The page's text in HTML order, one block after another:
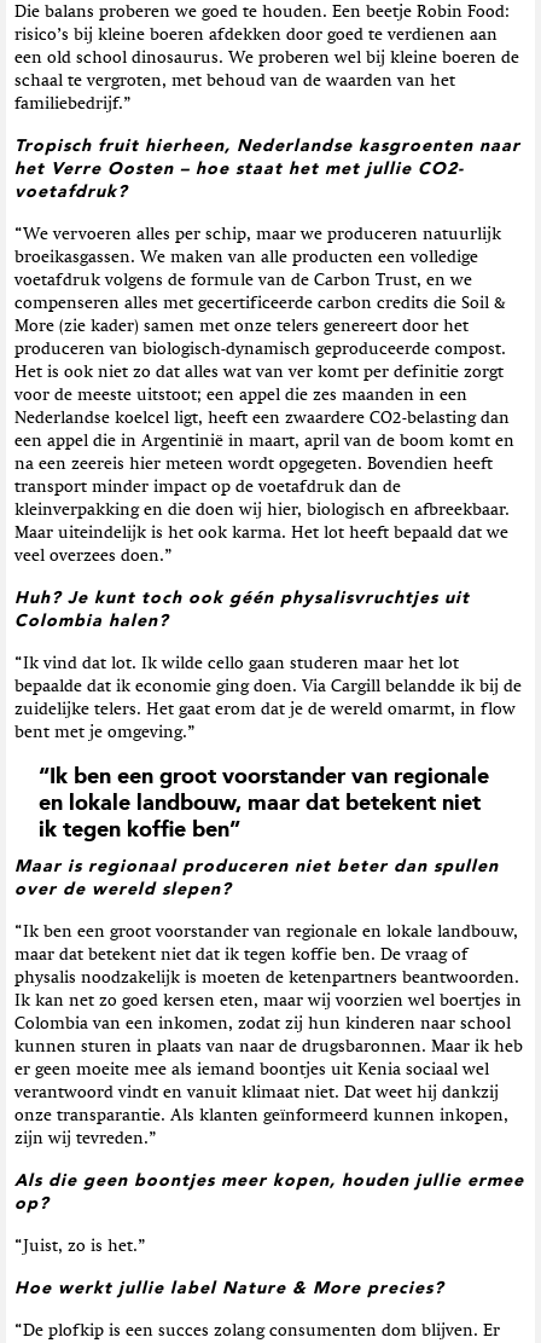
Die balans proberen we goed te houden. Een beetje Robin Food:
risico’s bij kleine boeren afdekken door goed te verdienen aan
een old school dinosaurus. We proberen wel bij kleine boeren de
schaal te vergroten, met behoud van de waarden van het
familiebedrijf.”
Tropisch fruit hierheen, Nederlandse kasgroenten naar
het Verre Oosten – hoe staat het met jullie CO2-
voetafdruk?
“We vervoeren alles per schip, maar we produceren natuurlijk
broeikasgassen. We maken van alle producten een volledige
voetafdruk volgens de formule van de Carbon Trust, en we
compenseren alles met gecertificeerde carbon credits die Soil &
More (zie kader) samen met onze telers genereert door het
produceren van biologisch-dynamisch geproduceerde compost.
Het is ook niet zo dat alles wat van ver komt per definitie zorgt
voor de meeste uitstoot; een appel die zes maanden in een
Nederlandse koelcel ligt, heeft een zwaardere CO2-belasting dan
een appel die in Argentinië in maart, april van de boom komt en
na een zeereis hier meteen wordt opgegeten. Bovendien heeft
transport minder impact op de voetafdruk dan de
kleinverpakking en die doen wij hier, biologisch en afbreekbaar.
Maar uiteindelijk is het ook karma. Het lot heeft bepaald dat we
veel overzees doen.”
Huh? Je kunt toch ook géén physalisvruchtjes uit
Colombia halen?
“Ik vind dat lot. Ik wilde cello gaan studeren maar het lot
bepaalde dat ik economie ging doen. Via Cargill belandde ik bij de
zuidelijke telers. Het gaat erom dat je de wereld omarmt, in flow
bent met je omgeving.”
“Ik ben een groot voorstander van regionale
en lokale landbouw, maar dat betekent niet
ik tegen koffie ben”
Maar is regionaal produceren niet beter dan spullen
over de wereld slepen?
“Ik ben een groot voorstander van regionale en lokale landbouw,
maar dat betekent niet dat ik tegen koffie ben. De vraag of
physalis noodzakelijk is moeten de ketenpartners beantwoorden.
Ik kan net zo goed kersen eten, maar wij voorzien wel boertjes in
Colombia van een inkomen, zodat zij hun kinderen naar school
kunnen sturen in plaats van naar de drugsbaronnen. Maar ik heb
er geen moeite mee als iemand boontjes uit Kenia sociaal wel
verantwoord vindt en vanuit klimaat niet. Dat weet hij dankzij
onze transparantie. Als klanten geïnformeerd kunnen inkopen,
zijn wij tevreden.”
Als die geen boontjes meer kopen, houden jullie ermee
op?
“Juist, zo is het.”
Hoe werkt jullie label Nature & More precies?
“De plofkip is een succes zolang consumenten dom blijven. Er